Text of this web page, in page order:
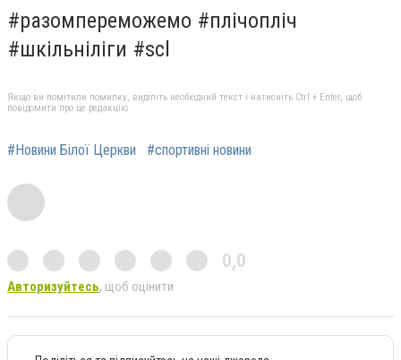
#разомпереможемо #плічопліч
#шкільніліги #scl
Якщо ви помітили помилку, виділіть необхідний текст і натисніть Ctrl + Enter, щоб
повідомити про це редакцію
#Новини Білої Церкви #спортивні новини
0,0
Авторизуйтесь, щоб оцінити